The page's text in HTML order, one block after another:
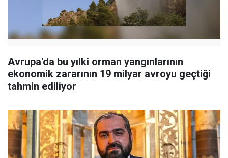
Avrupa'da bu yılki orman yangınlarının
ekonomik zararının 19 milyar avroyu geçtiği
tahmin ediliyor